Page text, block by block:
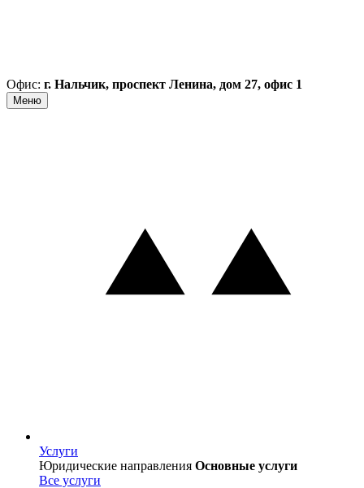
Офис: г. Нальчик, проспект Ленина, дом 27, офис 1
Меню
Услуги
Услуги
Юридические направления Основные услуги
Все услуги